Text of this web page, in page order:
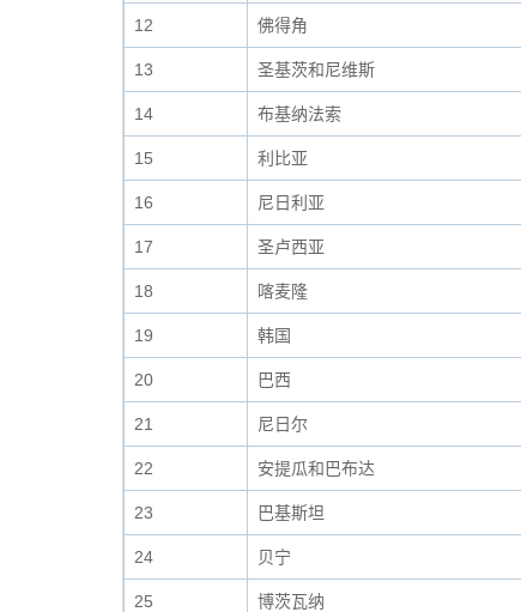
12 佛得角
13 圣基茨和尼维斯
14 布基纳法索
15 利比亚
16 尼日利亚
17 圣卢西亚
18 喀麦隆
19 韩国
20 巴西
21 尼日尔
22 安提瓜和巴布达
23 巴基斯坦
24 贝宁
25 博茨瓦纳